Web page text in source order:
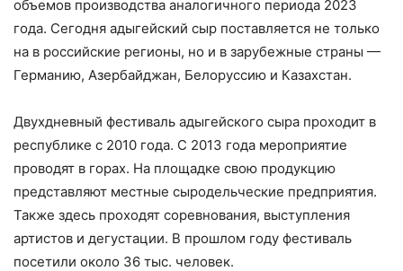
объемов производства аналогичного периода 2023
года. Сегодня адыгейский сыр поставляется не только
на в российские регионы, но и в зарубежные страны —
Германию, Азербайджан, Белоруссию и Казахстан.
Двухдневный фестиваль адыгейского сыра проходит в
республике с 2010 года. С 2013 года мероприятие
проводят в горах. На площадке свою продукцию
представляют местные сыродельческие предприятия.
Также здесь проходят соревнования, выступления
артистов и дегустации. В прошлом году фестиваль
посетили около 36 тыс. человек.